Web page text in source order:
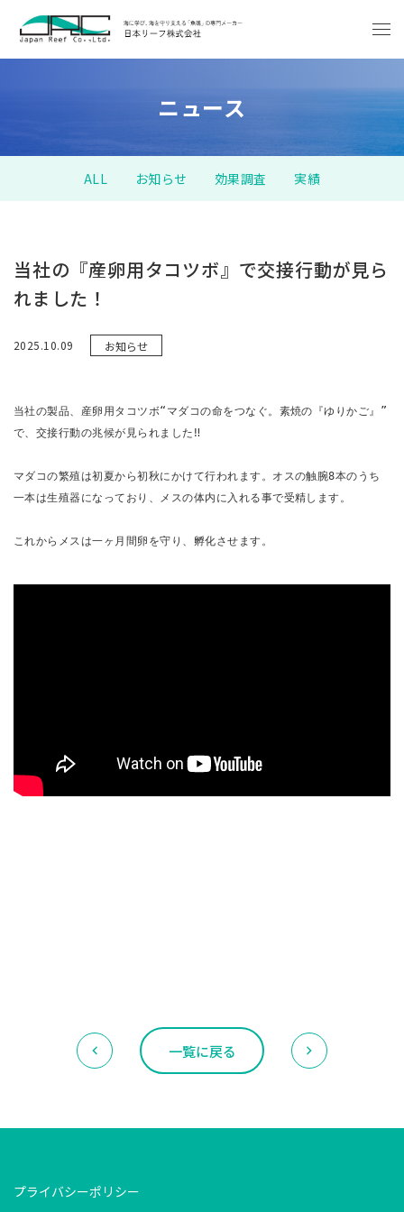
ニュース
ALL お知らせ 効果調査 実績
当社の『産卵用タコツボ』で交接行動が見ら
れました！
2025.10.09 お知らせ
当社の製品、産卵用タコツボ“マダコの命をつなぐ。素焼の『ゆりかご』”
で、交接行動の兆候が見られました‼︎
マダコの繁殖は初夏から初秋にかけて行われます。オスの触腕8本のうち
一本は生殖器になっており、メスの体内に入れる事で受精します。
これからメスは一ヶ月間卵を守り、孵化させます。
一覧に戻る
プライバシーポリシー